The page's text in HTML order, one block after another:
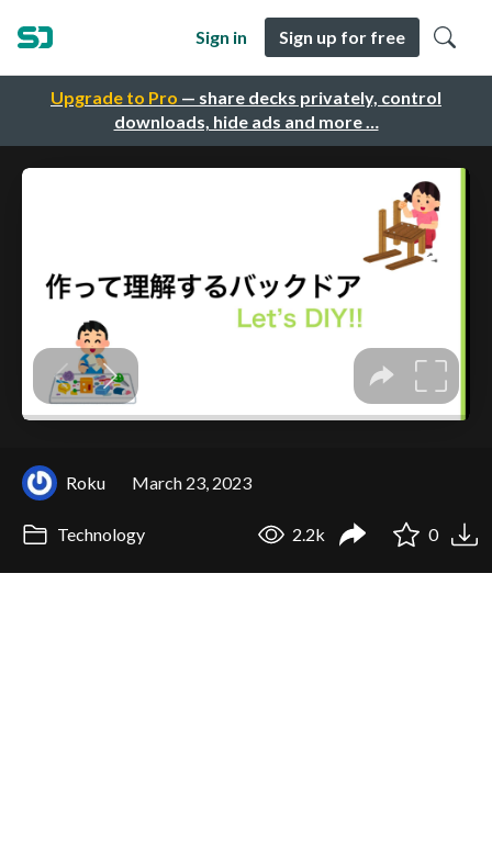
Upgrade to Pro — share decks privately, control
downloads, hide ads and more …
Sign in Sign up for free
Roku March 23, 2023
Technology 2.2k 0